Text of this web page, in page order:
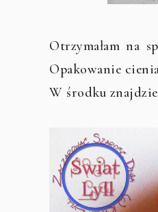
Otrzymałam na
Opakowanie
W środku